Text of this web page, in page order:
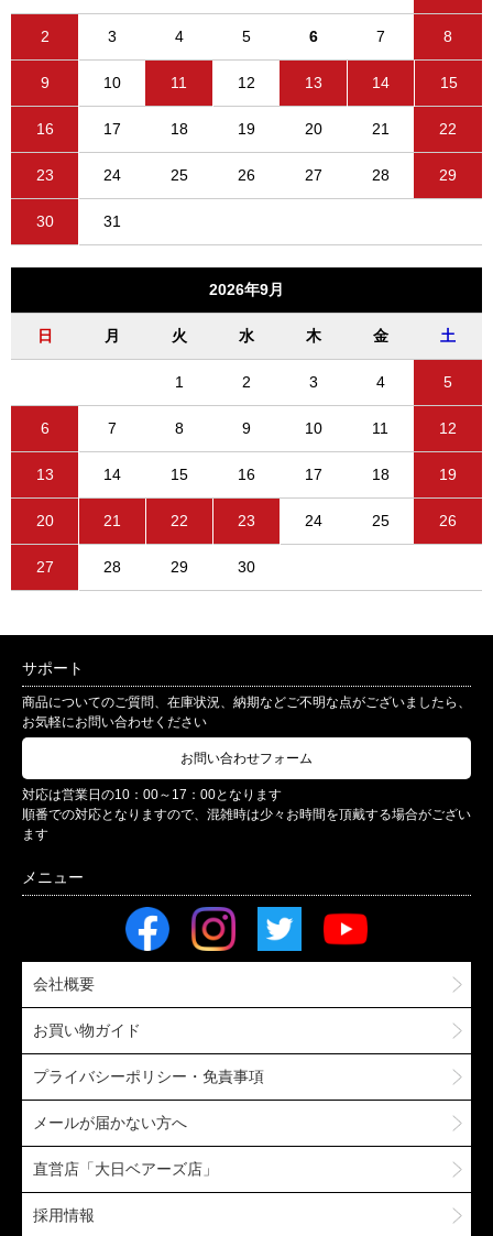
2 3 4 5 6 7 8
9 10 11 12 13 14 15
16 17 18 19 20 21 22
23 24 25 26 27 28 29
30 31
2026年9月
日 月 火 水 木 金 土
1 2 3 4 5
6 7 8 9 10 11 12
13 14 15 16 17 18 19
20 21 22 23 24 25 26
27 28 29 30
サポート
商品についてのご質問、在庫状況、納期などご不明な点がございましたら、
お気軽にお問い合わせください
お問い合わせフォーム
対応は営業日の10：00～17：00となります
順番での対応となりますので、混雑時は少々お時間を頂戴する場合がござい
ます
会社概要
お買い物ガイド
プライバシーポリシー・免責事項
メールが届かない方へ
直営店「大日ベアーズ店」
採用情報